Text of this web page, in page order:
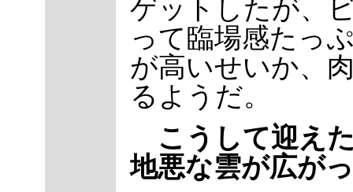
ゲットしたが、
って臨場感たっ
が高いせいか、
るようだ。
こうして迎え
地悪な雲が広が